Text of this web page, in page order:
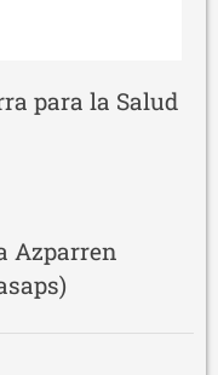
para la Salud
Azparren